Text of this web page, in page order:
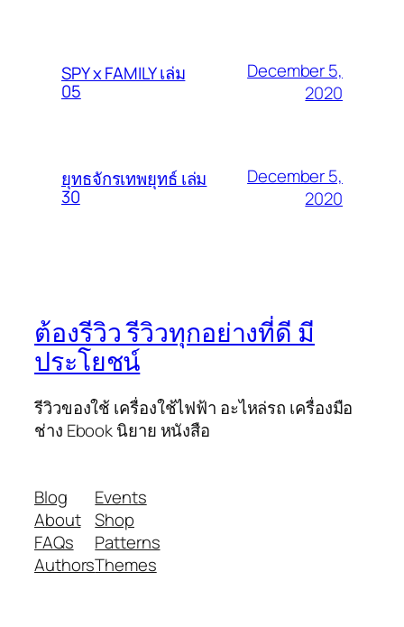
SPY x FAMILY เล่ม
05
December 5,
2020
ยุทธจักรเทพยุทธ์ เล่ม
30
December 5,
2020
ต้องรีวิว รีวิวทุกอย่างที่ดี มี
ประโยชน์
รีวิวของใช้ เครื่องใช้ไฟฟ้า อะไหล่รถ เครื่องมือ
ช่าง Ebook นิยาย หนังสือ
Blog
About
FAQs
Authors
Events
Shop
Patterns
Themes